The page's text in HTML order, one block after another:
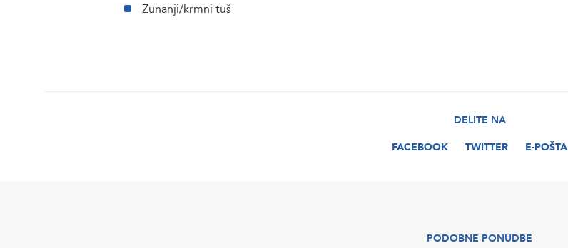
Zunanji/krmni tuš
DELITE NA
FACEBOOK
TWITTER E-POŠTA
PODOBNE PONUDBE